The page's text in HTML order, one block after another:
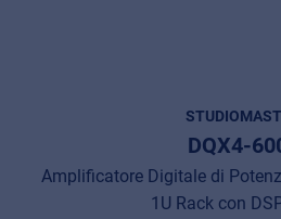
DQX4-
Amplificatore Digitale di
1U Rack con